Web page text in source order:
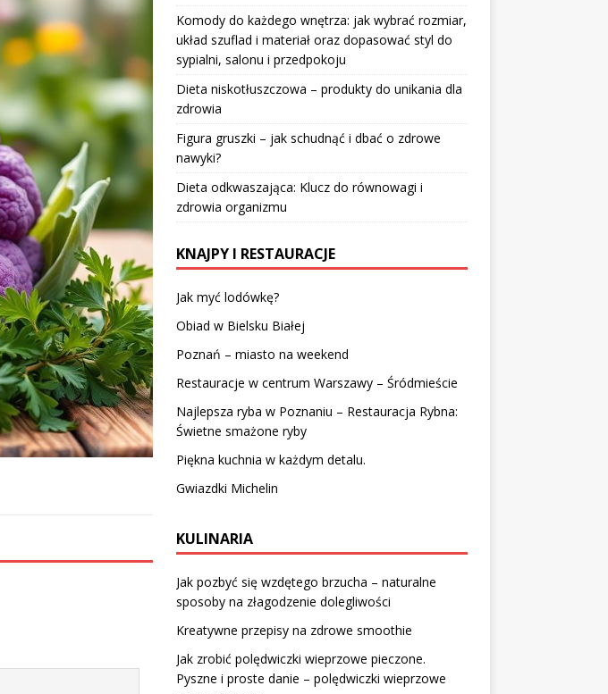
Komody do każdego wnętrza: jak wybrać rozmiar,
układ szuflad i materiał oraz dopasować styl do
sypialni, salonu i przedpokoju
Dieta niskotłuszczowa – produkty do unikania dla
zdrowia
Figura gruszki – jak schudnąć i dbać o zdrowe
nawyki?
Dieta odkwaszająca: Klucz do równowagi i
zdrowia organizmu
KNAJPY I RESTAURACJE
Jak myć lodówkę?
Obiad w Bielsku Białej
Poznań – miasto na weekend
Restauracje w centrum Warszawy – Śródmieście
Najlepsza ryba w Poznaniu – Restauracja Rybna:
Świetne smażone ryby
Piękna kuchnia w każdym detalu.
Gwiazdki Michelin
KULINARIA
Jak pozbyć się wzdętego brzucha – naturalne
sposoby na złagodzenie dolegliwości
Kreatywne przepisy na zdrowe smoothie
Jak zrobić polędwiczki wieprzowe pieczone.
Pyszne i proste danie – polędwiczki wieprzowe